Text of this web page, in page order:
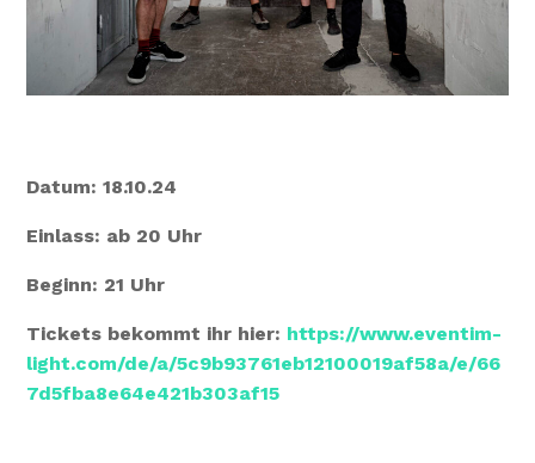
Datum: 18.10.24
Einlass: ab 20 Uhr
Beginn: 21 Uhr
Tickets bekommt ihr hier: https://www.eventim-
light.com/de/a/5c9b93761eb12100019af58a/e/66
7d5fba8e64e421b303af15